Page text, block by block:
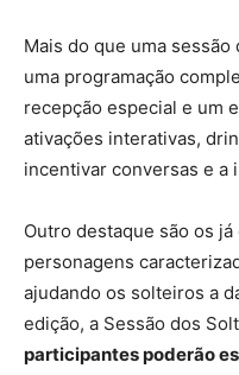
Mais do que uma
uma programação
recepção especial e um
ativações interativas,
incentivar conversas e a
Outro destaque são os
personagens
ajudando os solteiros a
edição, a Sessão dos
participantes poderão